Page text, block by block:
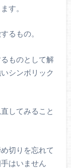
す。
るもの。
ものとして解
シンボリック
してみること
切りを忘れて
はいません